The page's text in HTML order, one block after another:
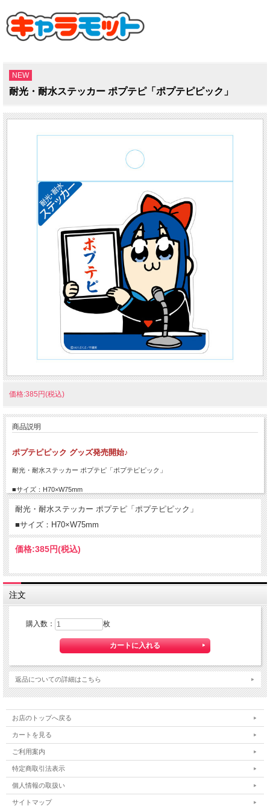
NEW
耐光・耐水ステッカー ポプテピ「ポプテピピック」
価格:385円(税込)
商品説明
ポプテピピック グッズ発売開始♪
耐光・耐水ステッカー ポプテピ「ポプテピピック」
■サイズ：H70×W75mm
耐光・耐水ステッカー ポプテピ「ポプテピピック」
■サイズ：H70×W75mm
価格:385円(税込)
注文
購入数： 枚
返品についての詳細はこちら
お店のトップへ戻る
カートを見る
ご利用案内
特定商取引法表示
個人情報の取扱い
サイトマップ